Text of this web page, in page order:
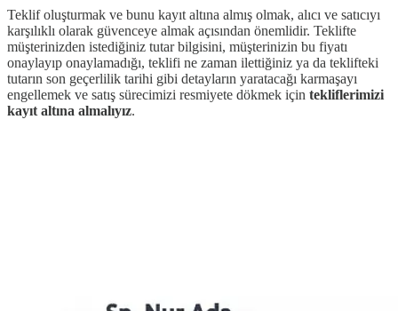
Teklif oluşturmak ve bunu kayıt altına almış olmak, alıcı ve satıcıyı
karşılıklı olarak güvenceye almak açısından önemlidir. Teklifte
müşterinizden istediğiniz tutar bilgisini, müşterinizin bu fiyatı
onaylayıp onaylamadığı, teklifi ne zaman ilettiğiniz ya da teklifteki
tutarın son geçerlilik tarihi gibi detayların yaratacağı karmaşayı
engellemek ve satış sürecimizi resmiyete dökmek için tekliflerimizi
kayıt altına almalıyız.